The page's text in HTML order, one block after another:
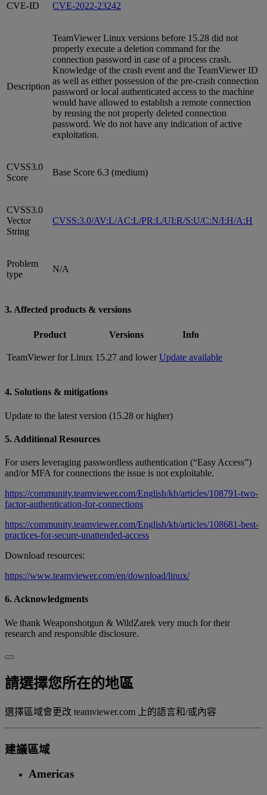
CVE-ID CVE-2022-23242
Description
TeamViewer Linux versions before 15.28 did not
properly execute a deletion command for the
connection password in case of a process crash.
Knowledge of the crash event and the TeamViewer ID
as well as either possession of the pre-crash connection
password or local authenticated access to the machine
would have allowed to establish a remote connection
by reusing the not properly deleted connection
password. We do not have any indication of active
exploitation.
CVSS3.0
Score
Base Score 6.3 (medium)
CVSS3.0
Vector
String
CVSS:3.0/AV:L/AC:L/PR:L/UI:R/S:U/C:N/I:H/A:H
Problem
type
N/A
3. Affected products & versions
Product Versions Info
TeamViewer for Linux 15.27 and lower Update available
4. Solutions & mitigations
Update to the latest version (15.28 or higher)
5. Additional Resources
For users leveraging passwordless authentication (“Easy Access”)
and/or MFA for connections the issue is not exploitable.
https://community.teamviewer.com/English/kb/articles/108791-two-
factor-authentication-for-connections
https://community.teamviewer.com/English/kb/articles/108681-best-
practices-for-secure-unattended-access
Download resources:
https://www.teamviewer.com/en/download/linux/
6. Acknowledgments
We thank Weaponshotgun & WildZarek very much for their
research and responsible disclosure.
請選擇您所在的地區
選擇區域會更改 teamviewer.com 上的語言和/或內容
建議區域
Americas